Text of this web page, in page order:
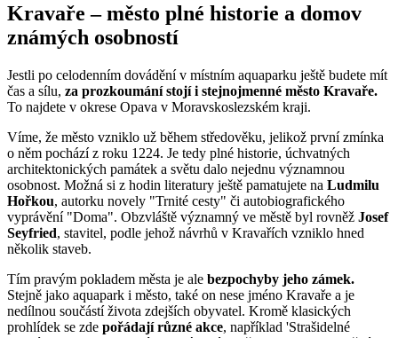
Kravaře – město plné historie a domov
známých osobností
Jestli po celodenním dovádění v místním aquaparku ještě budete mít
čas a sílu, za prozkoumání stojí i stejnojmenné město Kravaře.
To najdete v okrese Opava v Moravskoslezském kraji.
Víme, že město vzniklo už během středověku, jelikož první zmínka
o něm pochází z roku 1224. Je tedy plné historie, úchvatných
architektonických památek a světu dalo nejednu významnou
osobnost. Možná si z hodin literatury ještě pamatujete na Ludmilu
Hořkou, autorku novely "Trnité cesty" či autobiografického
vyprávění "Doma". Obzvláště významný ve městě byl rovněž Josef
Seyfried, stavitel, podle jehož návrhů v Kravařích vzniklo hned
několik staveb.
Tím pravým pokladem města je ale bezpochyby jeho zámek.
Stejně jako aquapark i město, také on nese jméno Kravaře a je
nedílnou součástí života zdejších obyvatel. Kromě klasických
prohlídek se zde pořádají různé akce, například 'Strašidelné